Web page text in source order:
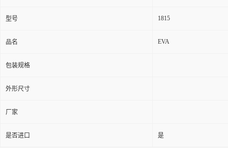
型号 1815
品名 EVA
包装规格
外形尺寸
厂家
是否进口 是